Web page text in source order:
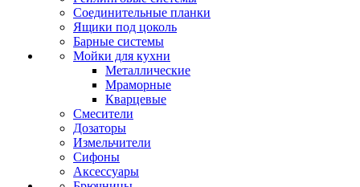
Соединительные планки
Ящики под цоколь
Барные системы
Мойки для кухни
Металлические
Мраморные
Кварцевые
Смесители
Дозаторы
Измельчители
Сифоны
Аксессуары